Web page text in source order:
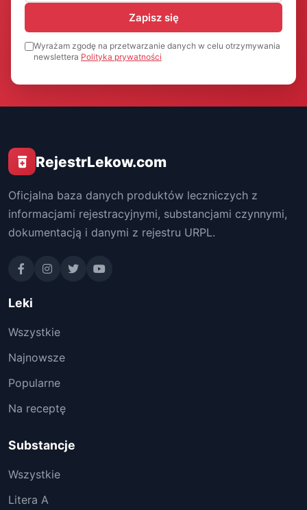
Zapisz się
Wyrażam zgodę na przetwarzanie danych w celu otrzymywania
newslettera Polityka prywatności
RejestrLekow.com
Oficjalna baza danych produktów leczniczych z
informacjami rejestracyjnymi, substancjami czynnymi,
dokumentacją i danymi z rejestru URPL.
Leki
Wszystkie
Najnowsze
Popularne
Na receptę
Substancje
Wszystkie
Litera A